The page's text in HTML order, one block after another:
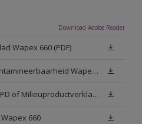
Download Adobe Reader
Wapex 660 (PDF)
Technical Report decontamineerbaarheid Wapex 660
Sikkens Floor Paints- EPD of Milieuproductverklaring
660